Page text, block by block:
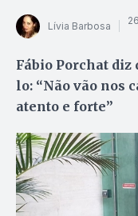
Lívia Barbosa
Fábio Porchat
lo: “Não vão nos
atento e forte”